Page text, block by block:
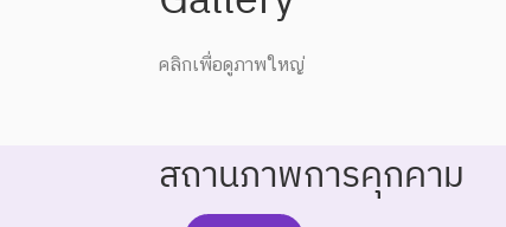
คลิกเพื่อดูภาพใหญ่
สถานภาพการคุกคาม